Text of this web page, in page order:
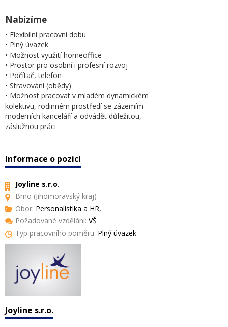
Nabízíme
• Flexibilní pracovní dobu
• Plný úvazek
• Možnost využití homeoffice
• Prostor pro osobní i profesní rozvoj
• Počítač, telefon
• Stravování (obědy)
• Možnost pracovat v mladém dynamickém
kolektivu, rodinném prostředí se zázemím
moderních kanceláří a odvádět důležitou,
záslužnou práci
Informace o pozici
Joyline s.r.o.
Brno (Jihomoravský kraj)
Obor: Personalistika a HR,
Požadované vzdělání: VŠ
Typ pracovního poměru: Plný úvazek
Joyline s.r.o.